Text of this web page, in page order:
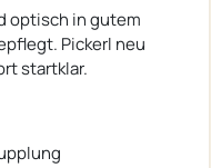
optisch in gutem
Pickerl neu
startklar.